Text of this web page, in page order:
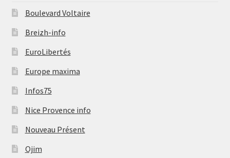
Boulevard Voltaire
Breizh-info
EuroLibertés
Europe maxima
Infos75
Nice Provence info
Nouveau Présent
Ojim